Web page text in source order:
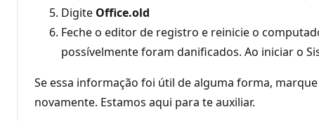
Digite Office.old
Feche o editor de registro e reinicie o
possívelmente foram danificados. Ao iniciar o
Se essa informação foi útil de alguma forma,
novamente. Estamos aqui para te auxiliar.